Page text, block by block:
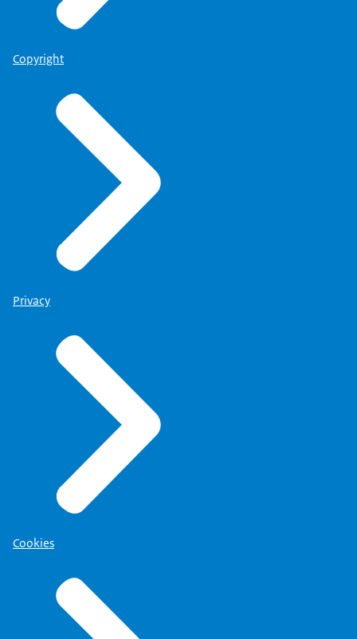
Copyright
Privacy
Cookies